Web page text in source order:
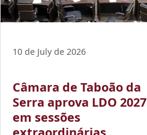
10 de July de 2026
Câmara de Taboão da
Serra aprova LDO 2027
em sessões